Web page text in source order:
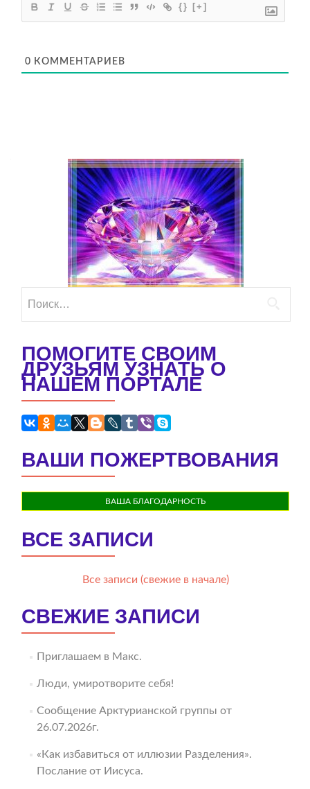
{} [+]
0 КОММЕНТАРИЕВ
ПОМОГИТЕ СВОИМ
ДРУЗЬЯМ УЗНАТЬ О
НАШЕМ ПОРТАЛЕ
ВАШИ ПОЖЕРТВОВАНИЯ
ВАША БЛАГОДАРНОСТЬ
ВСЕ ЗАПИСИ
Все записи (свежие в начале)
СВЕЖИЕ ЗАПИСИ
Приглашаем в Макс.
Люди, умиротворите себя!
Сообщение Арктурианской группы от
26.07.2026г.
«Как избавиться от иллюзии Разделения».
Послание от Иисуса.